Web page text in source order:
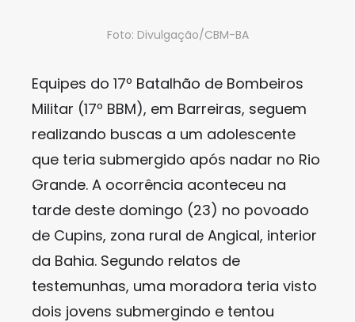
Foto: Divulgação/CBM-BA
Equipes do 17º Batalhão de Bombeiros
Militar (17º BBM), em Barreiras, seguem
realizando buscas a um adolescente
que teria submergido após nadar no Rio
Grande. A ocorrência aconteceu na
tarde deste domingo (23) no povoado
de Cupins, zona rural de Angical, interior
da Bahia. Segundo relatos de
testemunhas, uma moradora teria visto
dois jovens submergindo e tentou